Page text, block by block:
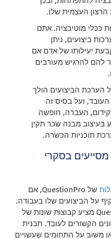
העצמית שלו.
ככלי מוטיבציה. אתם
ביצועים, ניתן
יעילותו של אדם אם
להם להרגיש מעורבים
הערכת הביצועים הולך
העובד, ועל בסיס זה
העברה, חופשה
בעיצוב מבנה שכר תקין
תוכניות הכשרה.
כיצד מוצרי QuestionPro מסייעים בסקרי
של QuestionPro, אם
על הביצועים שלו בעבודה.
שאלון סקר ההערכה של QuestionPro מציע קבוצות שונות של
הקשורים לעובד. תבנית
משוב על התחומים שעשויים